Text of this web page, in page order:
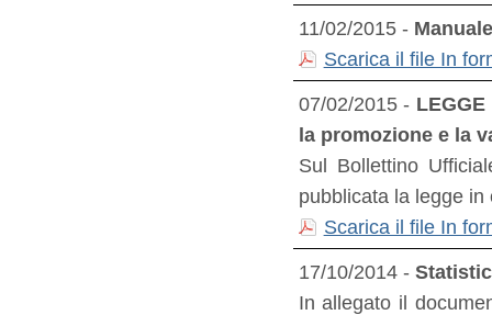
11/02/2015 -
Scarica il file In
07/02/2015 -
la promozione e la
Sul Bollettino
pubblicata la legge in
Scarica il file In
17/10/2014 -
In allegato il